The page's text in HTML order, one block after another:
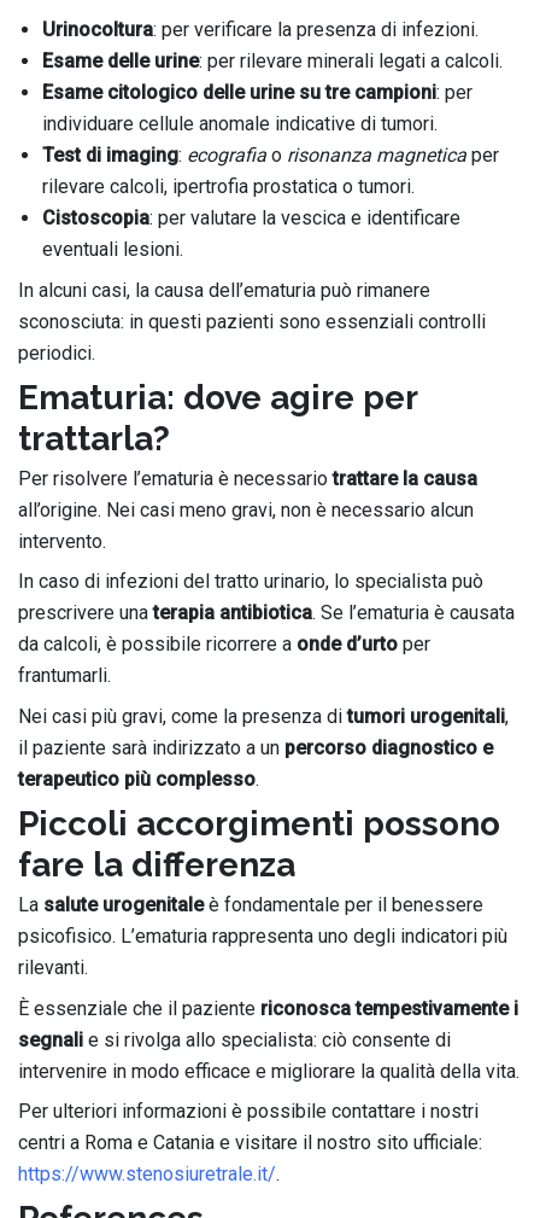
Urinocoltura: per verificare la presenza di infezioni.
Esame delle urine: per rilevare minerali legati a calcoli.
Esame citologico delle urine su tre campioni: per
individuare cellule anomale indicative di tumori.
Test di imaging: ecografia o risonanza magnetica per
rilevare calcoli, ipertrofia prostatica o tumori.
Cistoscopia: per valutare la vescica e identificare
eventuali lesioni.
In alcuni casi, la causa dell’ematuria può rimanere
sconosciuta: in questi pazienti sono essenziali controlli
periodici.
Ematuria: dove agire per
trattarla?
Per risolvere l’ematuria è necessariotrattare la causa
all’origine. Nei casi meno gravi, non è necessario alcun
intervento.
In caso di infezioni del tratto urinario, lo specialista può
prescrivere unaterapia antibiotica. Se l’ematuria è causata
da calcoli, è possibile ricorrere a onde d’urto per
frantumarli.
Nei casi più gravi, come la presenza ditumori urogenitali,
il paziente sarà indirizzato a un percorso diagnostico e
terapeutico più complesso.
Piccoli accorgimenti possono
fare la differenza
La salute urogenitaleè fondamentale per il benessere
psicofisico. L’ematuria rappresenta uno degli indicatori più
rilevanti.
È essenziale che il paziente riconosca tempestivamente i
segnali e si rivolga allo specialista: ciò consente di
intervenire in modo efficace e migliorare la qualità della vita.
Per ulteriori informazioni è possibile contattare i nostri
centri a Roma e Catania e visitare il nostro sito ufficiale:
https://www.stenosiuretrale.it/.